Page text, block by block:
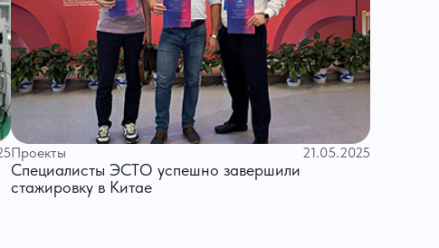
Проекты 21.05.2025
Специалисты ЭСТО успешно завершили
стажировку в Китае